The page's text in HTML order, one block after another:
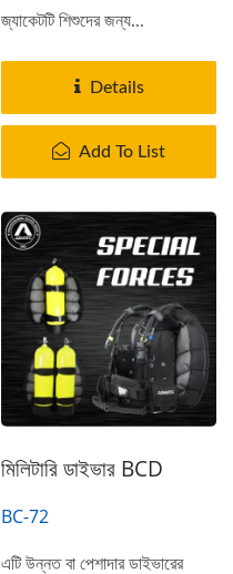
জ্যাকেটটি শিশুদের জন্য...
Details
Add To List
মিলিটারি ডাইভার BCD
BC-72
এটি উন্নত বা পেশাদার ডাইভারের